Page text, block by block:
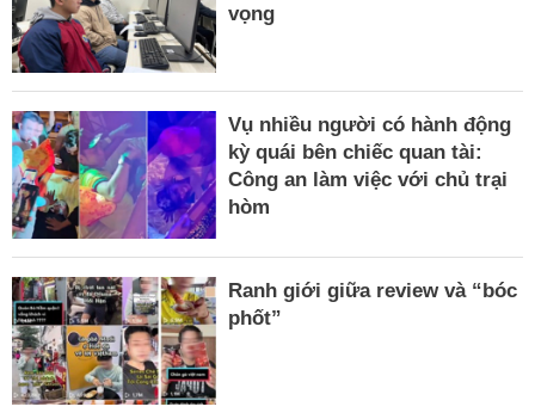
vọng
Vụ nhiều người có hành động
kỳ quái bên chiếc quan tài:
Công an làm việc với chủ trại
hòm
Ranh giới giữa review và “bóc
phốt”